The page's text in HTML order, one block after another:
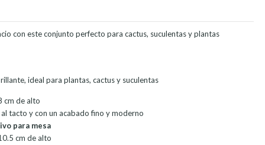
con este conjunto perfecto para cactus, suculentas y plantas
ideal para plantas, cactus y suculentas
cm de alto
tacto y con un acabado fino y moderno
para mesa
cm de alto